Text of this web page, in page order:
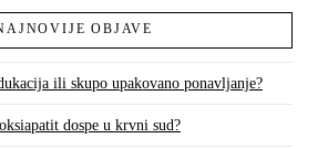
OBJAVE
ili skupo upakovano ponavljanje?
dospe u krvni sud?